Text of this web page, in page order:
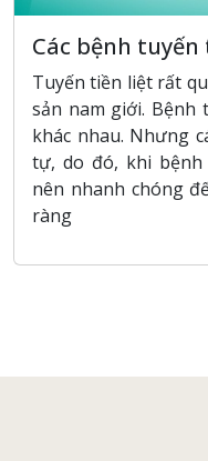
Các bệnh
Tuyến tiền liệt rất
sản nam giới. Bệnh
khác nhau. Nhưng
tự, do đó, khi
nên nhanh chóng
ràng